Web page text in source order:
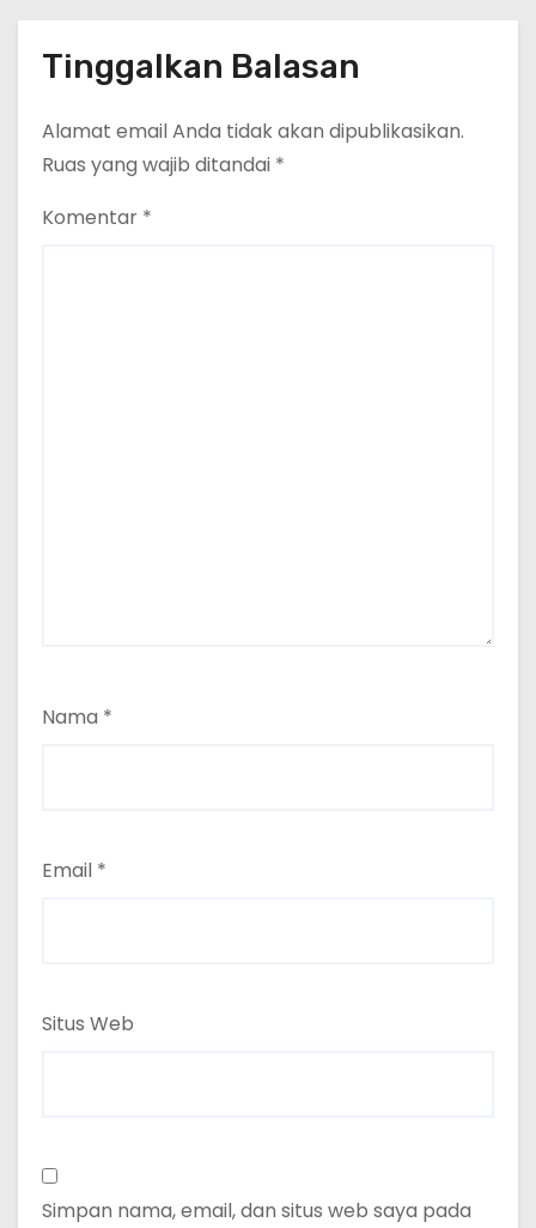
Tinggalkan Balasan
Alamat email Anda tidak akan dipublikasikan.
Ruas yang wajib ditandai *
Komentar *
Nama *
Email *
Situs Web
Simpan nama, email, dan situs web saya pada